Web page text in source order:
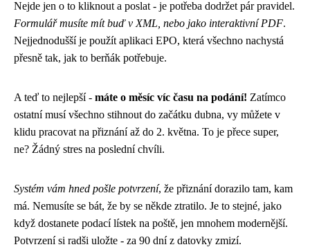
Nejde jen o to kliknout a poslat - je potřeba dodržet pár pravidel.
Formulář musíte mít buď v XML, nebo jako interaktivní PDF.
Nejjednodušší je použít aplikaci EPO, která všechno nachystá
přesně tak, jak to berňák potřebuje.
A teď to nejlepší - máte o měsíc víc času na podání! Zatímco
ostatní musí všechno stihnout do začátku dubna, vy můžete v
klidu pracovat na přiznání až do 2. května. To je přece super,
ne? Žádný stres na poslední chvíli.
Systém vám hned pošle potvrzení, že přiznání dorazilo tam, kam
má. Nemusíte se bát, že by se někde ztratilo. Je to stejné, jako
když dostanete podací lístek na poště, jen mnohem modernější.
Potvrzení si radši uložte - za 90 dní z datovky zmizí.